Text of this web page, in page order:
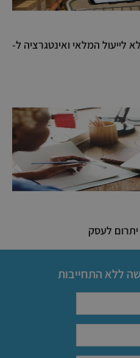
לייעול המלאי ואינטגרציה ל-
יתרום לעסק
ללא התחייבות